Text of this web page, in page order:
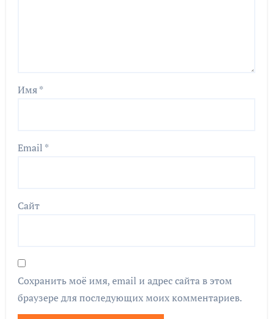
Имя*
Email *
Сайт
Сохранить моё имя, email и адрес сайта в этом
браузере для последующих моих комментариев.